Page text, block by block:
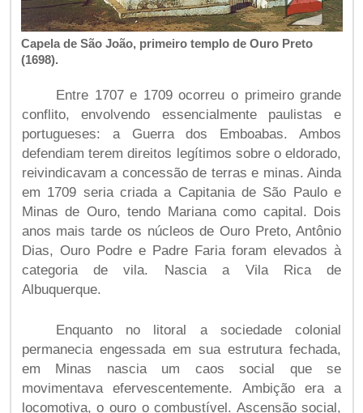
Capela de São João, primeiro templo de Ouro Preto
(1698).
Entre 1707 e 1709 ocorreu o primeiro grande
conflito, envolvendo essencialmente paulistas e
portugueses: a Guerra dos Emboabas. Ambos
defendiam terem direitos legítimos sobre o eldorado,
reivindicavam a concessão de terras e minas. Ainda
em 1709 seria criada a Capitania de São Paulo e
Minas de Ouro, tendo Mariana como capital. Dois
anos mais tarde os núcleos de Ouro Preto, Antônio
Dias, Ouro Podre e Padre Faria foram elevados à
categoria de vila. Nascia a Vila Rica de
Albuquerque.
Enquanto no litoral a sociedade colonial
permanecia engessada em sua estrutura fechada,
em Minas nascia um caos social que se
movimentava efervescentemente. Ambição era a
locomotiva, o ouro o combustível. Ascensão social,